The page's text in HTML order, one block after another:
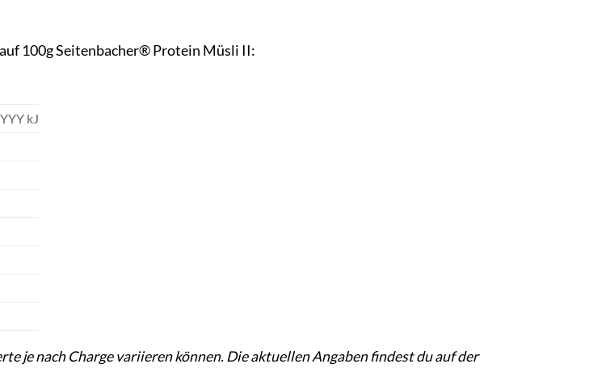
100g Seitenbacher® Protein Müsli II:
kJ
je nach Charge variieren können. Die aktuellen Angaben findest du auf der